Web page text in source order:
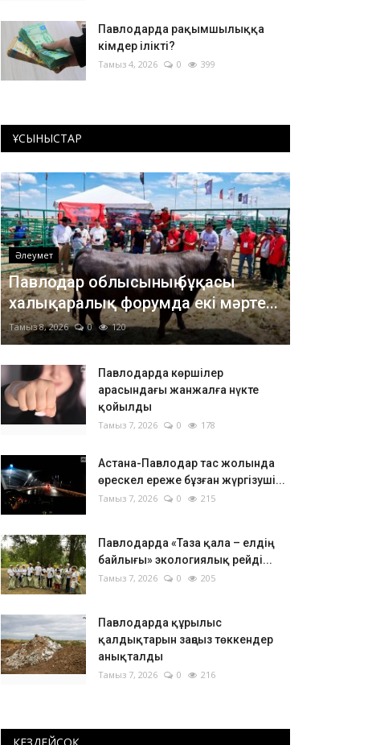
Павлодарда рақымшылыққа
кімдер ілікті?
Тамыз 4, 2026 0 399
ҰСЫНЫСТАР
Әлеумет
Павлодар облысының бұқасы
халықаралық форумда екі мәрте...
Тамыз 8, 2026 0 120
Павлодарда көршілер
арасындағы жанжалға нүкте
қойылды
Тамыз 7, 2026 0 178
Астана-Павлодар тас жолында
өрескел ереже бұзған жүргізуші...
Тамыз 7, 2026 0 215
Павлодарда «Таза қала – елдің
байлығы» экологиялық рейді...
Тамыз 7, 2026 0 205
Павлодарда құрылыс
қалдықтарын заңсыз төккендер
анықталды
Тамыз 7, 2026 0 216